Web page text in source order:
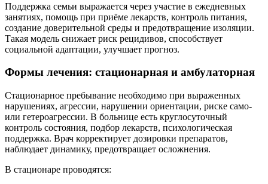
Поддержка семьи выражается через участие в ежедневных
занятиях, помощь при приёме лекарств, контроль питания,
создание доверительной среды и предотвращение изоляции.
Такая модель снижает риск рецидивов, способствует
социальной адаптации, улучшает прогноз.
Формы лечения: стационарная и амбулаторная
Стационарное пребывание необходимо при выраженных
нарушениях, агрессии, нарушении ориентации, риске само-
или гетероагрессии. В больнице есть круглосуточный
контроль состояния, подбор лекарств, психологическая
поддержка. Врач корректирует дозировки препаратов,
наблюдает динамику, предотвращает осложнения.
В стационаре проводятся: